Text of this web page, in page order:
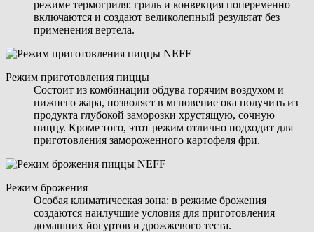
режиме термогриля: гриль и конвекция попеременно
включаются и создают великолепный результат без
применения вертела.
Режим приготовления пиццы
Состоит из комбинации обдува горячим воздухом и
нижнего жара, позволяет в мгновение ока получить из
продукта глубокой заморозки хрустящую, сочную
пиццу. Кроме того, этот режим отлично подходит для
приготовления замороженного картофеля фри.
Режим брожения
Особая климатическая зона: в режиме брожения
создаются наилучшие условия для приготовления
домашних йогуртов и дрожжевого теста.